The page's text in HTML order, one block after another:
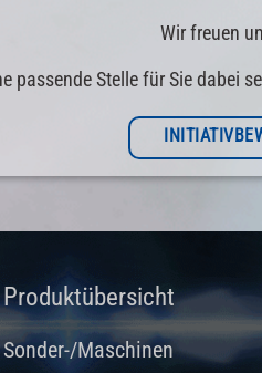
Wir freuen
passende Stelle für Sie dabei
Produktübersicht
Sonder-/Maschinen